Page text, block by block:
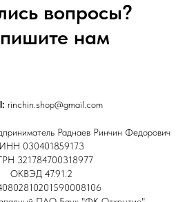
вопросы?
нам
rinchin.shop@gmail.com
Раднаев Ринчин Федорович
ИНН 030401859173
321784700318977
ОКВЭД 47.91.2